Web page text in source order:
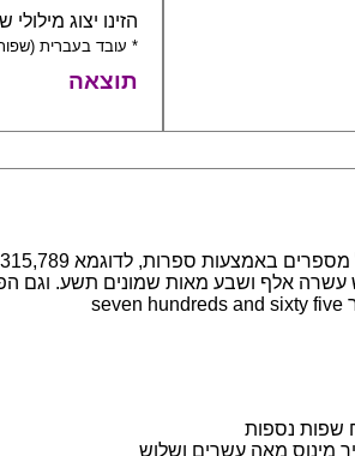
הזינו יצוג
* עובד בעברית
תוצאה